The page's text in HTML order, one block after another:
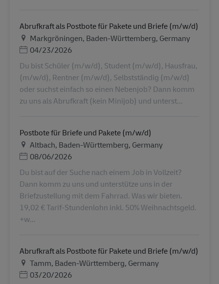
Abrufkraft als Postbote für Pakete und Briefe (m/w/d)
Ubicación
Markgröningen, Baden-Württemberg, Germany
Posted Date
04/23/2026
Du bist Schüler (m/w/d), Student (m/w/d), Hausfrau,
(m/w/d), Rentner (m/w/d), Selbstständig (m/w/d)
oder suchst einfach so einen Nebenjob? Dann komm
zu uns als Abrufkraft (kein Minijob) und unterst...
Postbote für Briefe und Pakete (m/w/d)
Ubicación
Altbach, Baden-Württemberg, Germany
Posted Date
08/06/2026
Du bist auf der Suche nach einem Job in Vollzeit?
Dann komm zu uns und unterstütze uns in der
Briefzustellung mit dem Fahrrad. Was wir bieten.
19,02 € Tarif-Stundenlohn inkl. 50% Weihnachtsgeld.
+w...
Abrufkraft als Postbote für Pakete und Briefe (m/w/d)
Ubicación
Tamm, Baden-Württemberg, Germany
Posted Date
03/20/2026